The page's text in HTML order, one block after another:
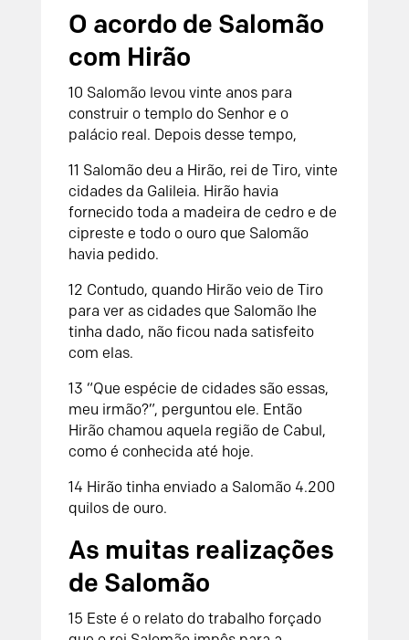
O acordo de Salomão
com Hirão
10 Salomão levou vinte anos para
construir o templo do Senhore o
palácio real. Depois desse tempo,
11 Salomão deu a Hirão, rei de Tiro, vinte
cidades da Galileia. Hirão havia
fornecido toda a madeira de cedro e de
cipreste e todo o ouro que Salomão
havia pedido.
12 Contudo, quando Hirão veio de Tiro
para ver as cidades que Salomão lhe
tinha dado, não ficou nada satisfeito
com elas.
13 “Que espécie de cidades são essas,
meu irmão?”, perguntou ele. Então
Hirão chamou aquela região de Cabul,
como é conhecida até hoje.
14 Hirão tinha enviado a Salomão 4.200
quilos de ouro.
As muitas realizações
de Salomão
15 Este é o relato do trabalho forçado